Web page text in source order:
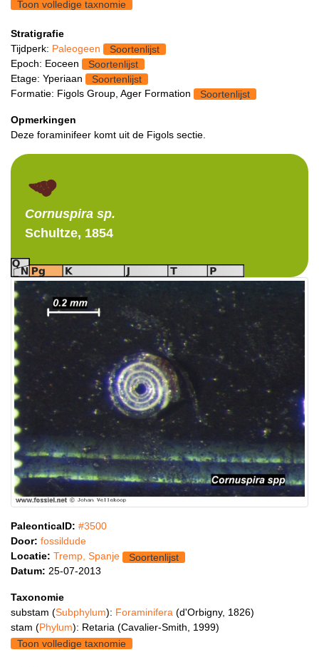
Toon volledige taxnomie
Stratigrafie
Tijdperk: Paleogeen
Soortenlijst
Epoch: Eoceen
Soortenlijst
Etage: Yperiaan
Soortenlijst
Formatie: Figols Group, Ager Formation
Soortenlijst
Opmerkingen
Deze foraminifeer komt uit de Figols sectie.
Cornuspira sp.
Schultze, 1854
PaleonticaID: #3500
Door: fossildude
Locatie: Tremp, Spanje
Soortenlijst
Datum: 25-07-2013
Taxonomie
substam (Subphylum): Foraminifera (d'Orbigny, 1826)
stam (Phylum): Retaria (Cavalier-Smith, 1999)
Toon volledige taxnomie